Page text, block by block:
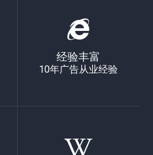
经验丰富
10年广告从业经验